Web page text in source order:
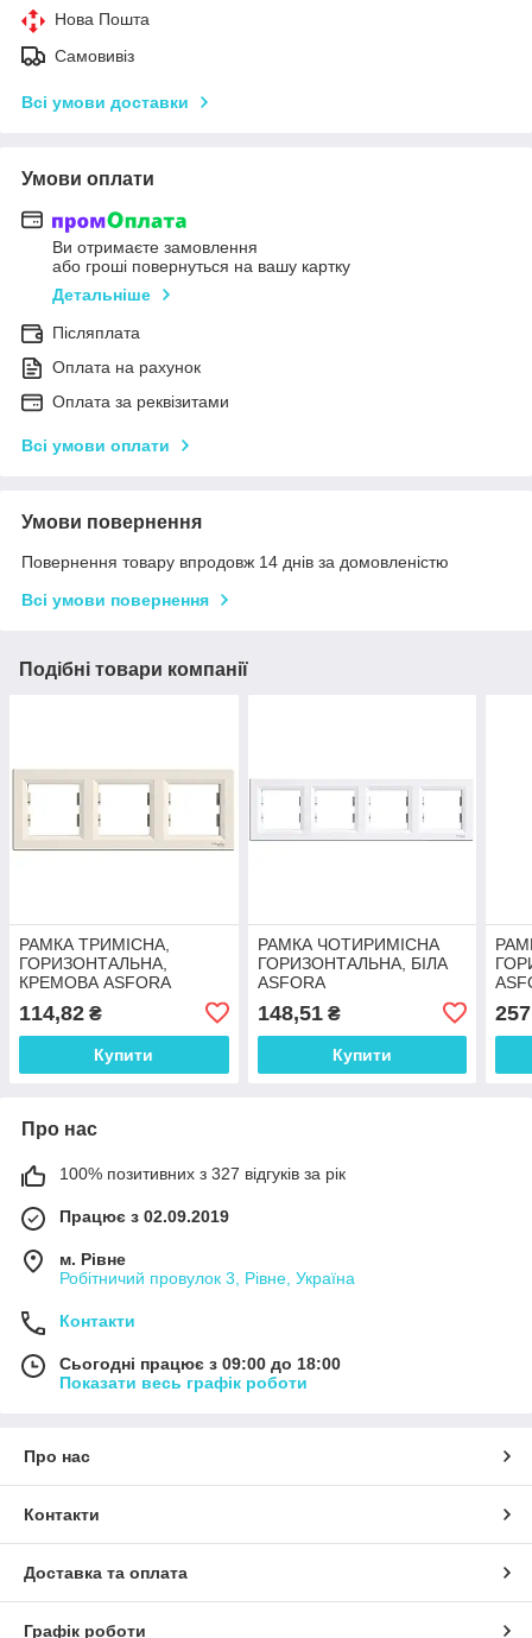
Нова Пошта
Самовивіз
Всі умови доставки
Умови оплати
Ви отримаєте замовлення
або гроші повернуться на вашу картку
Детальніше
Післяплата
Оплата на рахунок
Оплата за реквізитами
Всі умови оплати
Умови повернення
Повернення товару впродовж 14 днів за домовленістю
Всі умови повернення
Подібні товари компанії
РАМКА ТРИМІСНА,
ГОРИЗОНТАЛЬНА,
КРЕМОВА ASFORA
114,82 ₴
Купити
РАМКА ЧОТИРИМІСНА
ГОРИЗОНТАЛЬНА, БІЛА
ASFORA
148,51₴
Купити
Про нас
100% позитивних з 327 відгуків за рік
Працює з 02.09.2019
м. Рівне
Робітничий провулок 3, Рівне, Україна
Контакти
Сьогодні працює з 09:00 до 18:00
Показати весь графік роботи
Про нас
Контакти
Доставка та оплата
Графік роботи